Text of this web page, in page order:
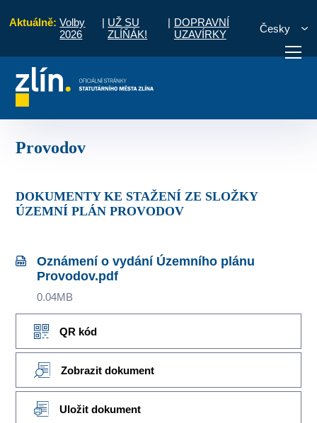
Aktuálně: Volby
2026
| UŽ SU
ZLÍŇÁK!
| DOPRAVNÍ
UZAVÍRKY
Česky
vyřídit
Provodov
DOKUMENTY KE STAŽENÍ ZE SLOŽKY
ÚZEMNÍ PLÁN PROVODOV
Oznámení o vydání Územního plánu
Provodov.pdf
0.04MB
QR kód
Zobrazit dokument
Uložit dokument